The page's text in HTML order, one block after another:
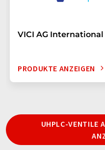
VICI AG International
PRODUKTE ANZEIGEN
UHPLC-VENTILE